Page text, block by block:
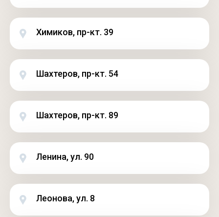
Химиков, пр-кт. 39
Шахтеров, пр-кт. 54
Шахтеров, пр-кт. 89
Ленина, ул. 90
Леонова, ул. 8